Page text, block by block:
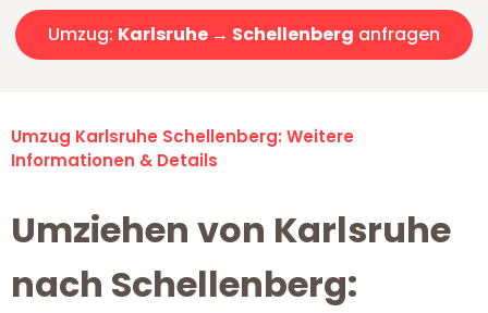
Umzug: Karlsruhe → Schellenberg anfragen
Umzug Karlsruhe Schellenberg: Weitere
Informationen & Details
Umziehen von Karlsruhe
nach Schellenberg: